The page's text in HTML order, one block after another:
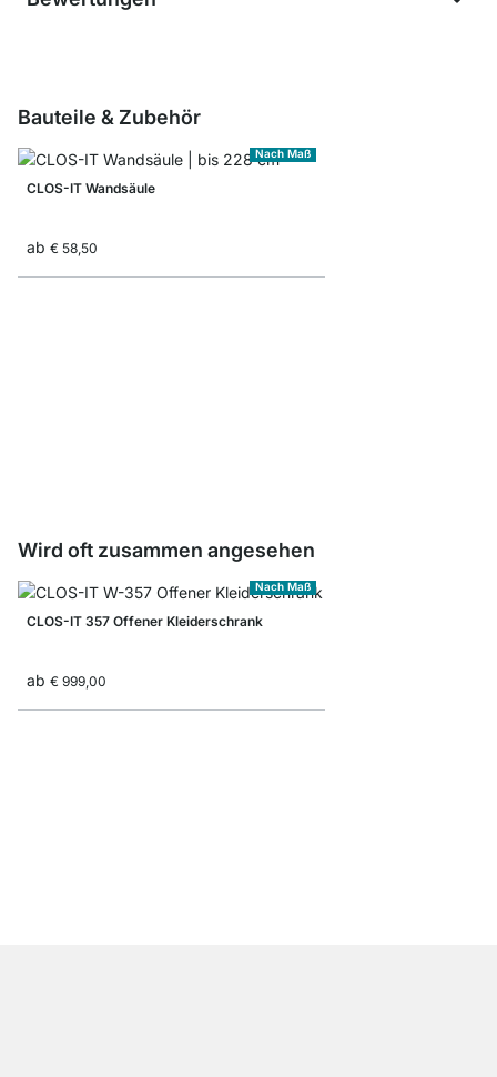
Bauteile & Zubehör
Nach Maß
CLOS-IT Wandsäule
ab € 58,50
Wird oft zusammen angesehen
Nach Maß
CLOS-IT 357 Offener Kleiderschrank
ab € 999,00